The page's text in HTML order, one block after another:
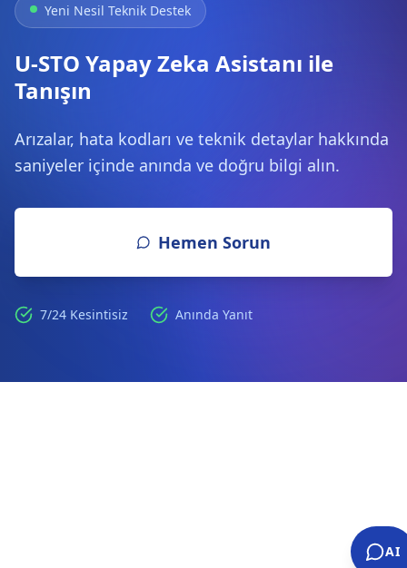
Yeni Nesil Teknik Destek
U-STO Yapay Zeka Asistanı ile
Tanışın
Arızalar, hata kodları ve teknik detaylar hakkında
saniyeler içinde anında ve doğru bilgi alın.
Hemen Sorun
7/24 Kesintisiz Anında Yanıt
AI